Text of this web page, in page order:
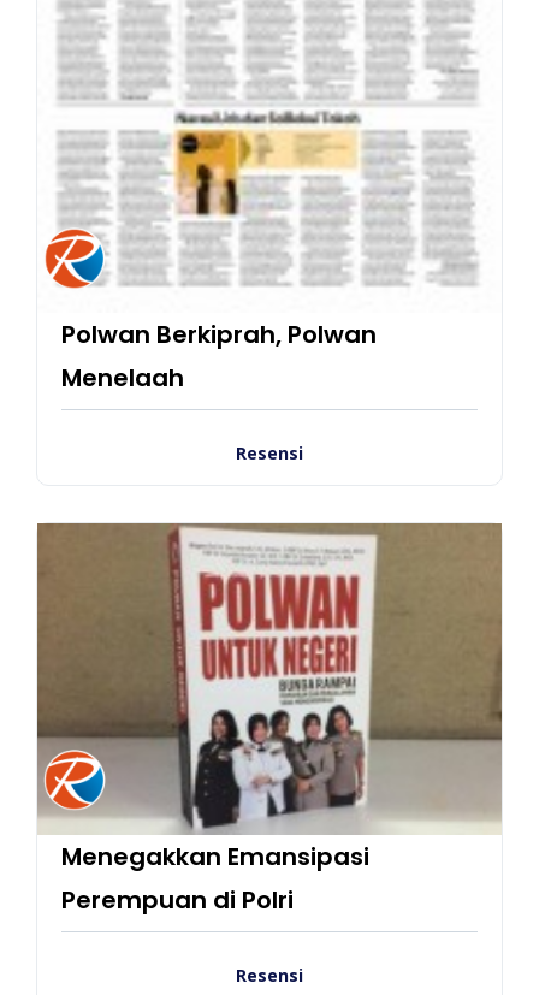
Polwan Berkiprah, Polwan
Menelaah
Resensi
Menegakkan Emansipasi
Perempuan di Polri
Resensi